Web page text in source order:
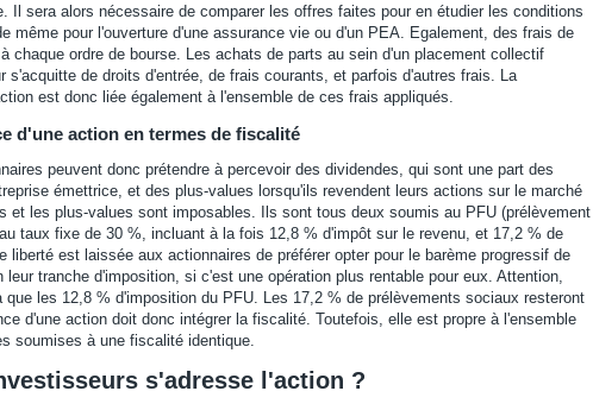
Il sera alors nécessaire de comparer les offres faites pour en étudier les conditions
même pour l'ouverture d'une assurance vie ou d'un PEA. Egalement, des frais de
chaque ordre de bourse. Les achats de parts au sein d'un placement collectif
s'acquitte de droits d'entrée, de frais courants, et parfois d'autres frais. La
est donc liée également à l'ensemble de ces frais appliqués.
d'une action en termes de fiscalité
peuvent donc prétendre à percevoir des dividendes, qui sont une part des
émettrice, et des plus-values lorsqu'ils revendent leurs actions sur le marché
et les plus-values sont imposables. Ils sont tous deux soumis au PFU (prélèvement
taux fixe de 30 %, incluant à la fois 12,8 % d'impôt sur le revenu, et 17,2 % de
liberté est laissée aux actionnaires de préférer opter pour le barème progressif de
leur tranche d'imposition, si c'est une opération plus rentable pour eux. Attention,
que les 12,8 % d'imposition du PFU. Les 17,2 % de prélèvements sociaux resteront
d'une action doit donc intégrer la fiscalité. Toutefois, elle est propre à l'ensemble
soumises à une fiscalité identique.
s'adresse l'action ?